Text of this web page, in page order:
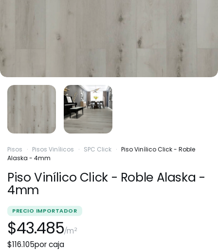
Pisos · Pisos Vinílicos · SPC Click · Piso Vinílico Click - Roble
Alaska - 4mm
Piso Vinílico Click - Roble Alaska -
4mm
PRECIO IMPORTADOR
$43.485/m²
$116.105por caja